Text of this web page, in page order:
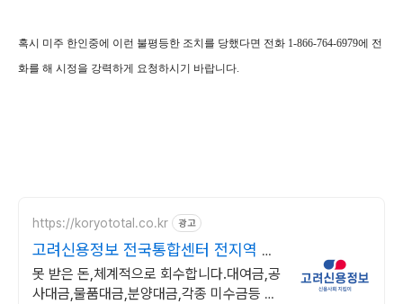
혹시 미주 한인중에 이런 불평등한 조치를 당했다면 전화 1-866-764-6979에 전
화를 해 시정을 강력하게 요청하시기 바랍니다.
https://koryototal.co.kr 광고
고려신용정보 전국통합센터 전지역 미
수금 전문상담
못 받은 돈,체계적으로 회수합니다.대여금,공
사대금,물품대금,분양대금,각종 미수금등 높